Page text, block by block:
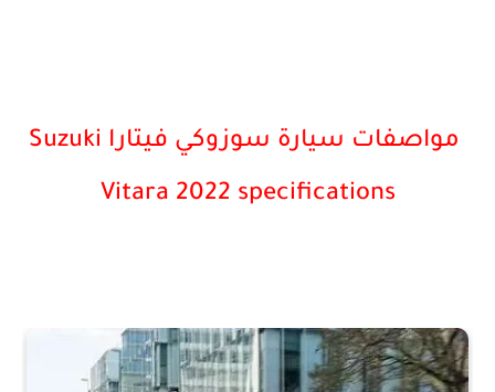
مواصفات سيارة سوزوكي فيتارا Suzuki
Vitara 2022 specifications